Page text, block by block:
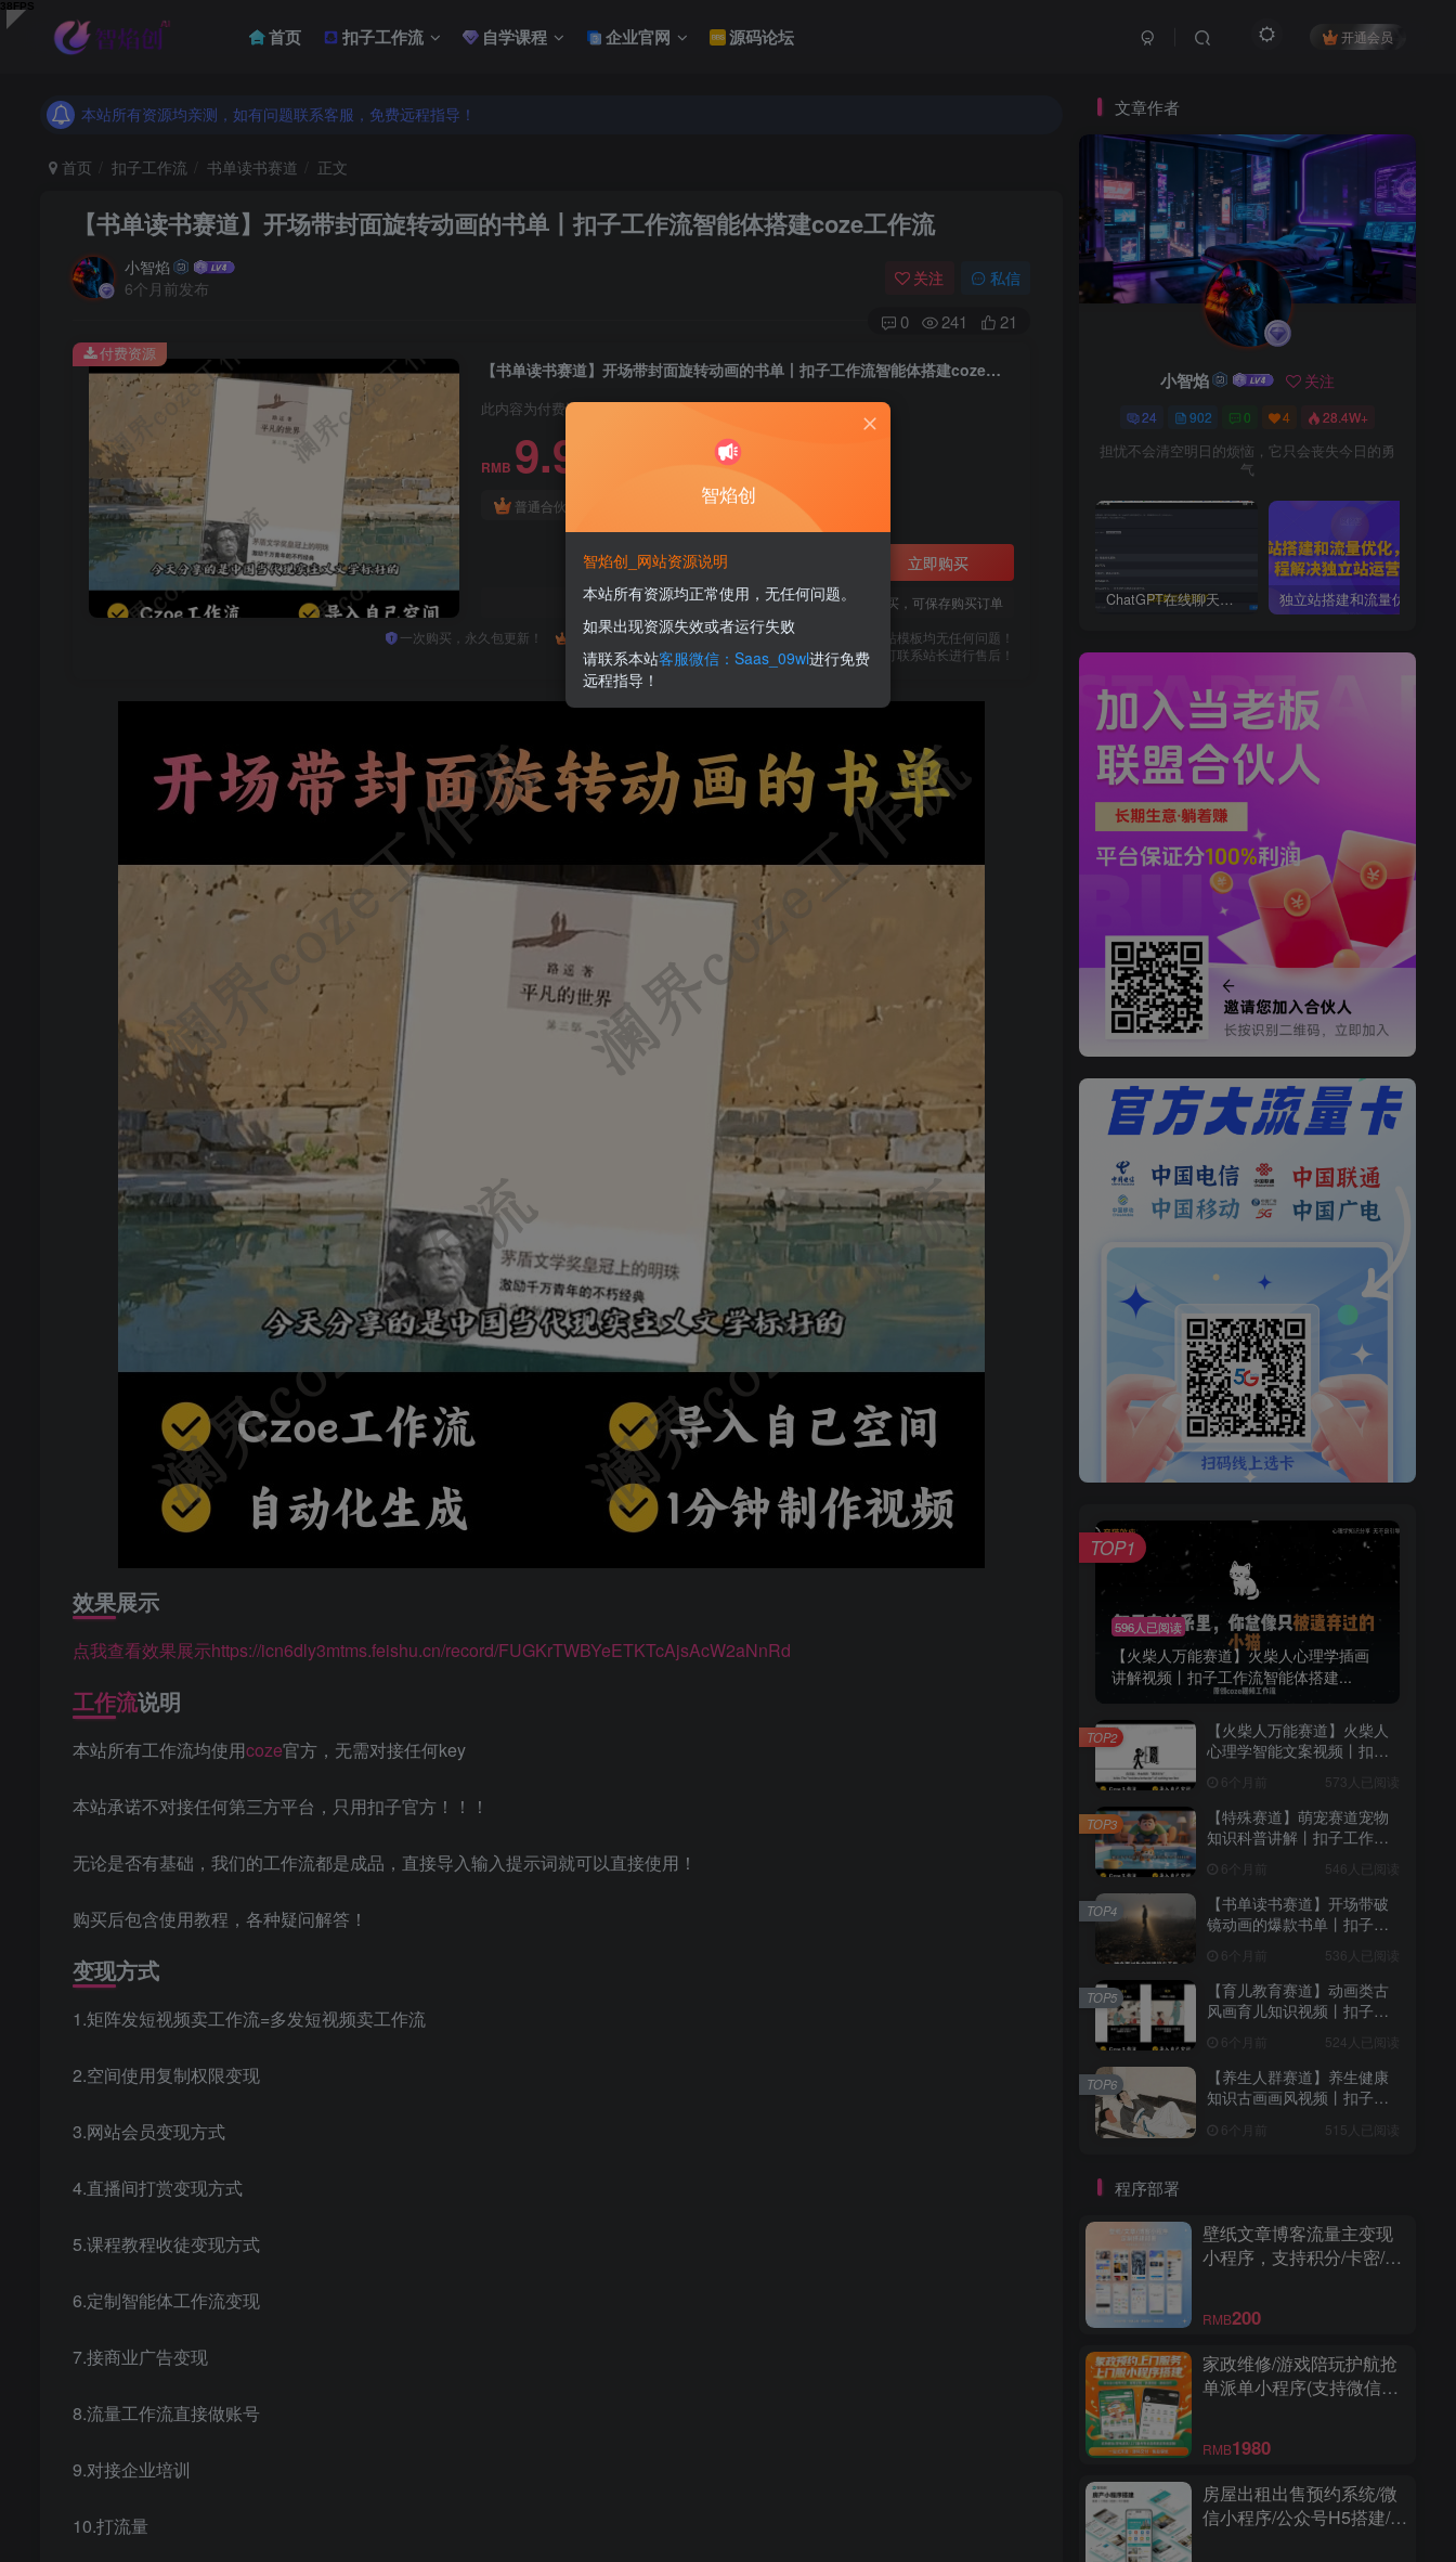
首页 扣子工作流 自学课程 企业官网 源码论坛 开通会员
本站所有资源均亲测，如有问题联系客服，免费远程指导！
本站所有资源均亲测，如有问题联系客服，免费远程指导！
首页 扣子工作流 书单读书赛道 正文
【书单读书赛道】开场带封面旋转动画的书单丨扣子工作流智能体搭建coze工作流
小智焰
6个月前发布
关注 私信
0 241 21
【书单读书赛道】开场带封面旋转动画的书单丨扣子工作流智能体搭建coze工作流
此内容为付费资源，请付费后查看
RMB 9.9
普通合伙人 超级合伙人免费
立即购买
您当前未登录！建议登陆后购买，可保存购买订单
一次购买，永久包更新！
购买会员，可免费下载全站资源！
所有工作流及网站模板均无任何问题！
使用期间，任何问题均可联系站长进行售后！
付费资源
效果展示
点我查看效果展示https://icn6dly3mtms.feishu.cn/record/FUGKrTWBYeETKTcAjsAcW2aNnRd
工作流说明
本站所有工作流均使用coze官方，无需对接任何key
本站承诺不对接任何第三方平台，只用扣子官方！！！
无论是否有基础，我们的工作流都是成品，直接导入输入提示词就可以直接使用！
购买后包含使用教程，各种疑问解答！
变现方式
1.矩阵发短视频卖工作流=多发短视频卖工作流
2.空间使用复制权限变现
3.网站会员变现方式
4.直播间打赏变现方式
5.课程教程收徒变现方式
6.定制智能体工作流变现
7.接商业广告变现
8.流量工作流直接做账号
9.对接企业培训
10.打流量
文章作者
小智焰 关注
24 902 0 4 28.4W+
担忧不会清空明日的烦恼，它只会丧失今日的勇
气
ChatGPT在线聊天网页源码-PHP源码版-支持图片功能，支持连续对话等【源码+视频教程】
596人已阅读
【火柴人万能赛道】火柴人心理学插画
讲解视频丨扣子工作流智能体搭建...
TOP1
【火柴人万能赛道】火柴人
心理学智能文案视频丨扣子
流 6个月前 573人已阅读
TOP2
【特殊赛道】萌宠赛道宠物
知识科普讲解丨扣子工作流
6个月前 546人已阅读
TOP3
【书单读书赛道】开场带破
镜动画的爆款书单丨扣子工
6个月前 536人已阅读
TOP4
【育儿教育赛道】动画类古
风画育儿知识视频丨扣子工
6个月前 524人已阅读
TOP5
【养生人群赛道】养生健康
知识古画画风视频丨扣子工
6个月前 515人已阅读
TOP6
程序部署
壁纸文章博客流量主变现
小程序，支持积分/卡密/激
RMB200
家政维修/游戏陪玩护航抢
单派单小程序(支持微信和
RMB1980
房屋出租出售预约系统/微
信小程序/公众号H5搭建/多
智焰创
智焰创_网站资源说明
本站所有资源均正常使用，无任何问题。
如果出现资源失效或者运行失败
请联系本站客服微信：Saas_09wl进行免费
远程指导！